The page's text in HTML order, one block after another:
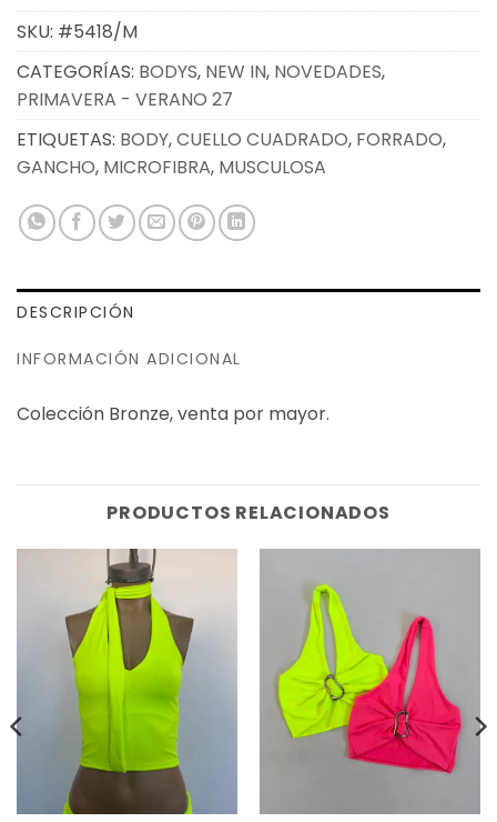
SKU: #5418/M
CATEGORÍAS: BODYS, NEW IN, NOVEDADES,
PRIMAVERA - VERANO 27
ETIQUETAS: BODY,CUELLO CUADRADO, FORRADO,
GANCHO, MICROFIBRA, MUSCULOSA
DESCRIPCIÓN
INFORMACIÓN ADICIONAL
Colección Bronze, venta por mayor.
PRODUCTOS RELACIONADOS